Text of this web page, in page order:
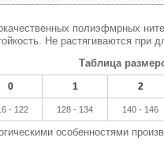
полиэфмрных
Не растягиваются при
Таблица
0 1 2
- 122 128 - 134 140 - 146
особенностями